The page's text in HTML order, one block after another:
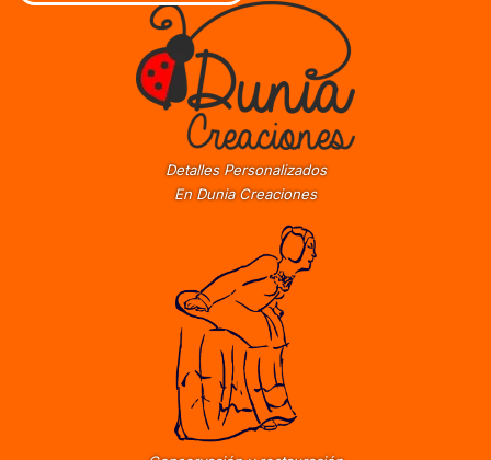
Detalles Personalizados
En Dunia Creaciones